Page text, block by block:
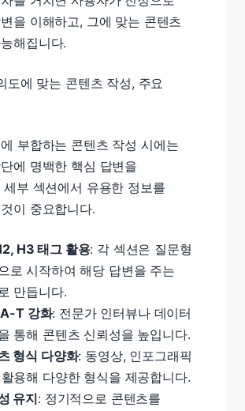
을 이해하고, 그에 맞는 콘텐츠
해집니다.
도에 맞는 콘텐츠 작성, 주요
부합하는 콘텐츠 작성 시에는
에 명백한 핵심 답변을
세부 섹션에서 유용한 정보를
이 중요합니다.
H3 태그 활용: 각 섹션은 질문형
로 시작하여 해당 답변을 주는
만듭니다.
T 강화: 전문가 인터뷰나 데이터
통해 콘텐츠 신뢰성을 높입니다.
형식 다양화: 동영상, 인포그래픽
용해 다양한 형식을 제공합니다.
유지: 정기적으로 콘텐츠를